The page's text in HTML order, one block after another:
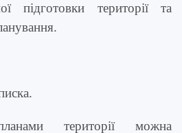
підготовки території та
території можна